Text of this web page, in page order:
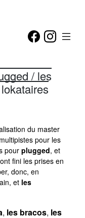
/ les
du master
pour les
pour plugged, et
fini les prises en
donc, en
et les
, les bracos, les